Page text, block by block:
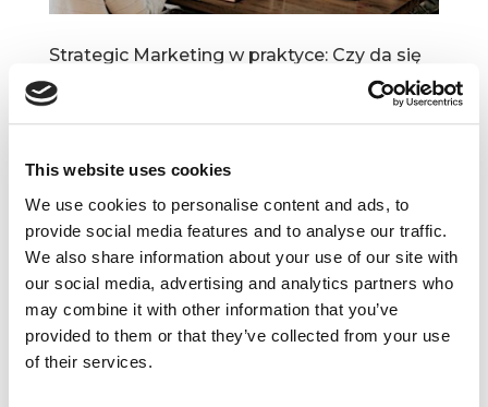
This website uses cookies
We use cookies to personalise content and ads, to
provide social media features and to analyse our traffic.
We also share information about your use of our site with
our social media, advertising and analytics partners who
may combine it with other information that you’ve
provided to them or that they’ve collected from your use
of their services.
Strategic Marketing w praktyce: Czy da się
naszą markę, odpowiedź na to pytanie zawsze
społeczności marki. Można co najwyżej zarządzać
relacjami ze społeczności. Dla porządku –...